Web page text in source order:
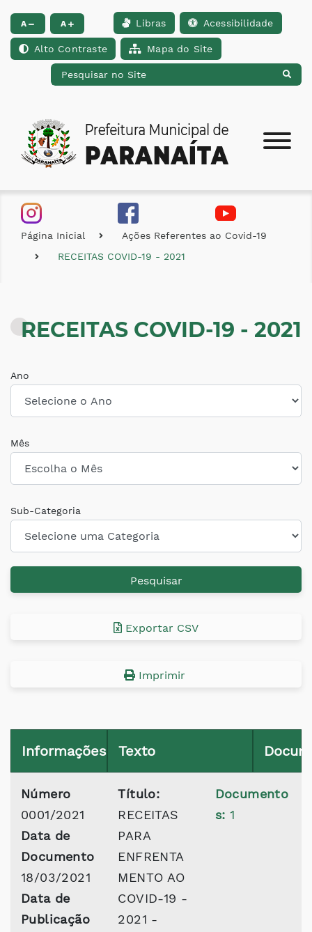
Ir para o conteúdo [alt+1] Ir para o menu [alt+2] Ir para a busca
A A Libras Acessibilidade
Alto Contraste Mapa do Site
Página Inicial
Ações Referentes ao Covid-19
RECEITAS COVID-19 - 2021
RECEITAS COVID-19 - 2021
Ano
Mês
Sub-Categoria
Pesquisar
Exportar CSV
Imprimir
Informações Texto
Número
0001/2021
Data de
Documento
18/03/2021
Data de
Publicação
Título:
RECEITAS
PARA
ENFRENTA
MENTO AO
COVID-19 -
2021 -
Documento
s: 1